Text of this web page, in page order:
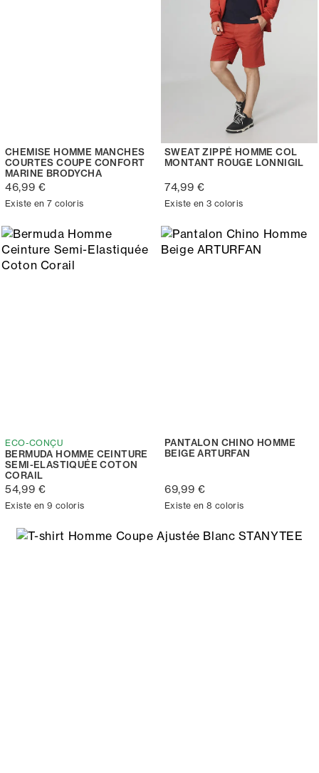
CHEMISE HOMME MANCHES
COURTES COUPE CONFORT
MARINE BRODYCHA
46,99 €
Existe en 7 coloris
SWEAT ZIPPÉ HOMME COL
MONTANT ROUGE LONNIGIL
74,99 €
Existe en 3 coloris
ECO-CONÇU
BERMUDA HOMME CEINTURE
SEMI-ELASTIQUÉE COTON
CORAIL
54,99 €
Existe en 9 coloris
PANTALON CHINO HOMME
BEIGE ARTURFAN
69,99 €
Existe en 8 coloris